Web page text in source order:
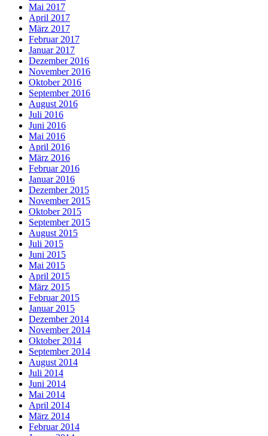
Mai 2017
April 2017
März 2017
Februar 2017
Januar 2017
Dezember 2016
November 2016
Oktober 2016
September 2016
August 2016
Juli 2016
Juni 2016
Mai 2016
April 2016
März 2016
Februar 2016
Januar 2016
Dezember 2015
November 2015
Oktober 2015
September 2015
August 2015
Juli 2015
Juni 2015
Mai 2015
April 2015
März 2015
Februar 2015
Januar 2015
Dezember 2014
November 2014
Oktober 2014
September 2014
August 2014
Juli 2014
Juni 2014
Mai 2014
April 2014
März 2014
Februar 2014